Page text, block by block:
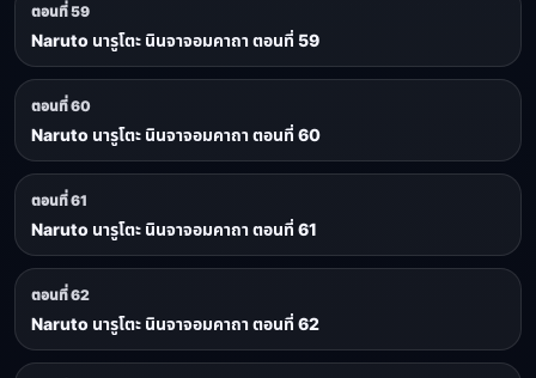
ตอนที่ 59
Naruto นารูโตะ นินจาจอมคาถา ตอนที่ 59
ตอนที่ 60
Naruto นารูโตะ นินจาจอมคาถา ตอนที่ 60
ตอนที่ 61
Naruto นารูโตะ นินจาจอมคาถา ตอนที่ 61
ตอนที่ 62
Naruto นารูโตะ นินจาจอมคาถา ตอนที่ 62